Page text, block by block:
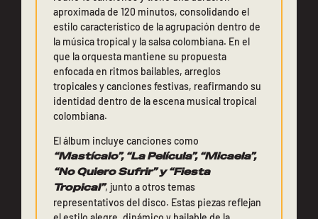
aproximada de 120 minutos, consolidando el
estilo característico de la agrupación dentro de
la música tropical y la salsa colombiana. En el
que la orquesta mantiene su propuesta
enfocada en ritmos bailables, arreglos
tropicales y canciones festivas, reafirmando su
identidad dentro de la escena musical tropical
colombiana.
El álbum incluye canciones como
“Mastícalo”, “La Película”, “Micaela”,
“No Quiero Sufrir” y “Fiesta
Tropical”, junto a otros temas
representativos del disco. Estas piezas reflejan